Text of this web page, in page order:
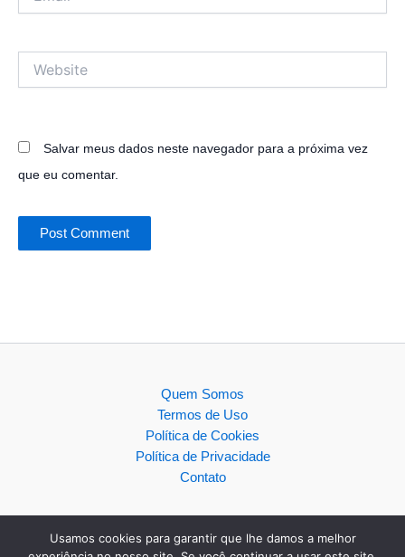
Salvar meus dados neste navegador para a próxima vez
que eu comentar.
Quem Somos
Termos de Uso
Política de Cookies
Política de Privacidade
Contato
Usamos cookies para garantir que lhe damos a melhor